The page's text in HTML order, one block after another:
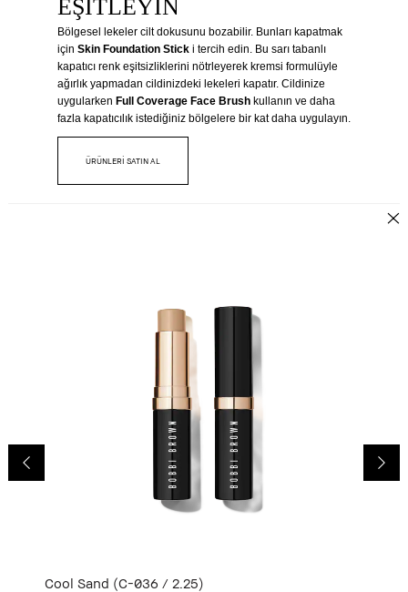
EŞITLEYIN
Bölgesel lekeler cilt dokusunu bozabilir. Bunları kapatmak
için Skin Foundation Sticki tercih edin. Bu sarı tabanlı
kapatıcı renk eşitsizliklerini nötrleyerek kremsi formulüyle
ağırlık yapmadan cildinizdeki lekeleri kapatır. Cildinize
uygularken Full Coverage Face Brushkullanın ve daha
fazla kapatıcılık istediğiniz bölgelere bir kat daha uygulayın.
ÜRÜNLERİ SATIN AL
Cool Sand (C-036 / 2.25)